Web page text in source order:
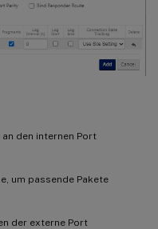
den internen Port
um passende Pakete
der externe Port